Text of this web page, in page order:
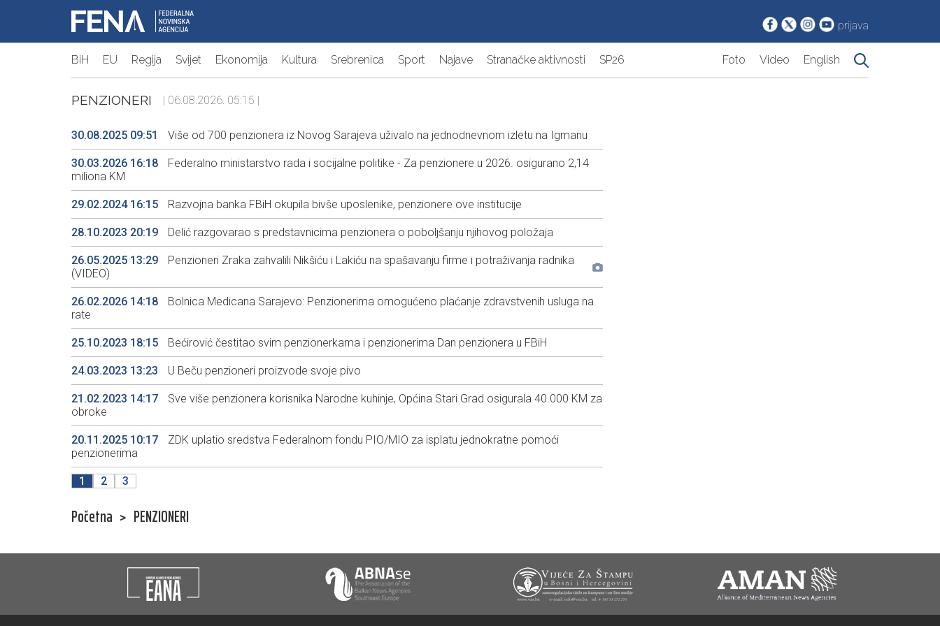
prijava
BiH EU Regija Svijet Ekonomija Kultura Srebrenica Sport Najave Stranačke aktivnosti SP26 Foto Video English
PENZIONERI | 06.08.2026. 05:15 |
30.08.2025 09:51 Više od 700 penzionera iz Novog Sarajeva uživalo na jednodnevnom izletu na Igmanu
30.03.2026 16:18
Federalno ministarstvo rada i socijalne politike - Za penzionere u 2026. osigurano 2,14
miliona KM
29.02.2024 16:15 Razvojna banka FBiH okupila bivše uposlenike, penzionere ove institucije
28.10.2023 20:19 Delić razgovarao s predstavnicima penzionera o poboljšanju njihovog položaja
26.05.2025 13:29
Penzioneri Zraka zahvalili Nikšiću i Lakiću na spašavanju firme i potraživanja radnika
(VIDEO)
26.02.2026 14:18
Bolnica Medicana Sarajevo: Penzionerima omogućeno plaćanje zdravstvenih usluga na
rate
25.10.2023 18:15 Bećirović čestitao svim penzionerkama i penzionerima Dan penzionera u FBiH
24.03.2023 13:23 U Beču penzioneri proizvode svoje pivo
21.02.2023 14:17
Sve više penzionera korisnika Narodne kuhinje, Općina Stari Grad osigurala 40.000 KM za
obroke
20.11.2025 10:17
ZDK uplatio sredstva Federalnom fondu PIO/MIO za isplatu jednokratne pomoći
penzionerima
1 2 3
Početna > PENZIONERI